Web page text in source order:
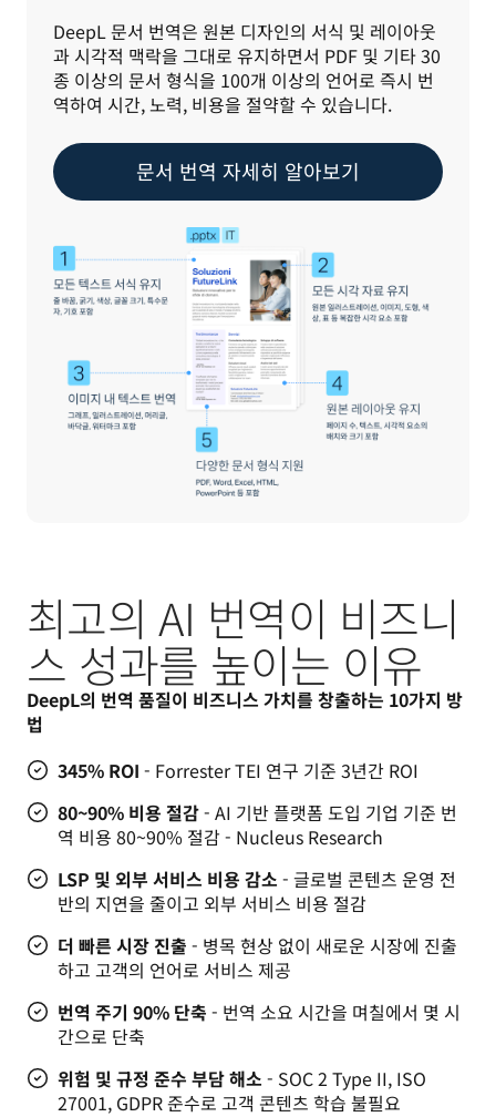
DeepL 문서 번역은 원본 디자인의 서식 및 레이아웃
과 시각적 맥락을 그대로 유지하면서 PDF 및 기타 30
종 이상의 문서 형식을 100개 이상의 언어로 즉시 번
역하여 시간, 노력, 비용을 절약할 수 있습니다.
문서 번역 자세히 알아보기
최고의 AI 번역이 비즈니
스 성과를 높이는 이유
DeepL의 번역 품질이 비즈니스 가치를 창출하는 10가지 방
법
345% ROI - Forrester TEI 연구 기준 3년간 ROI
80~90% 비용 절감- AI 기반 플랫폼 도입 기업 기준 번
역 비용 80~90% 절감 - Nucleus Research
LSP 및 외부 서비스 비용 감소 - 글로벌 콘텐츠 운영 전
반의 지연을 줄이고 외부 서비스 비용 절감
더 빠른 시장 진출 - 병목 현상 없이 새로운 시장에 진출
하고 고객의 언어로 서비스 제공
번역 주기 90% 단축 - 번역 소요 시간을 며칠에서 몇 시
간으로 단축
위험 및 규정 준수 부담 해소 - SOC 2 Type II, ISO
27001, GDPR 준수로 고객 콘텐츠 학습 불필요